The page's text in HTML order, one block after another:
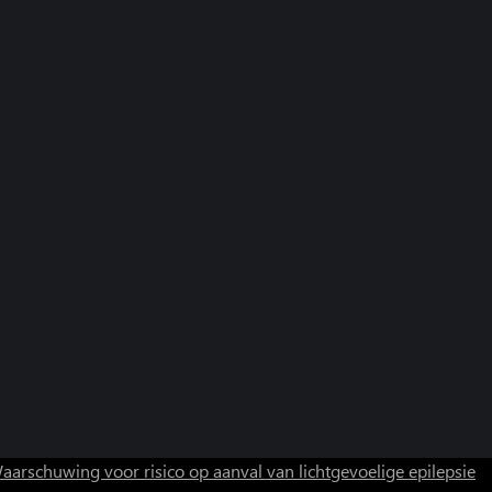
voor risico op aanval van lichtgevoelige epilepsie